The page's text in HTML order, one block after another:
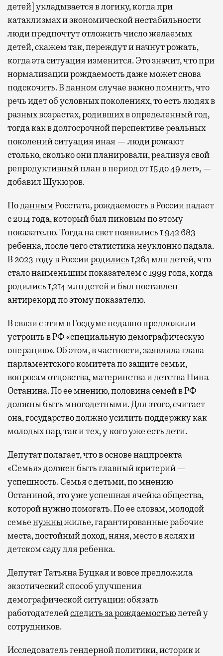
детей] укладывается в логику, когда при
катаклизмах и экономической нестабильности
люди предпочтут отложить число желаемых
детей, скажем так, переждут и начнут рожать,
когда эта ситуация изменится. Это значит, что при
нормализации рождаемость даже может снова
подскочить. В данном случае важно помнить, что
речь идет об условных поколениях, то есть людях в
разных возрастах, родивших в определенный год,
тогда как в долгосрочной перспективе реальных
поколений ситуация иная — люди рожают
столько, сколько они планировали, реализуя свой
репродуктивный план в период от 15 до 49 лет», —
добавил Шукюров.
ПоданнымРосстата, рождаемость в России падает
с 2014 года, который был пиковым по этому
показателю. Тогда на свет появились 1 942 683
ребенка, после чего статистика неуклонно падала.
В 2023 году в Россииродились1,264 млн детей, что
стало наименьшим показателем с 1999 года, когда
родились 1,214 млн детей и был поставлен
антирекорд по этому показателю.
В связи с этим в Госдуме недавно предложили
устроить в РФ «специальную демографическую
операцию». Об этом, в частности,заявлялаглава
парламентского комитета по защите семьи,
вопросам отцовства, материнства и детства Нина
Останина. По ее мнению, половина семей в РФ
должны быть многодетными. Для этого, считает
она, государство должно усилить поддержку как
молодых пар, так и тех, у кого уже есть дети.
Депутат полагает, что в основе нацпроекта
«Семья» должен быть главный критерий —
успешность. Семья с детьми, по мнению
Останиной, это уже успешная ячейка общества,
которой нужно помогать. По ее словам, молодой
семьенужныжилье, гарантированные рабочие
места, достойный доход, няня, место в яслях и
детском саду для ребенка.
Депутат Татьяна Буцкая и вовсе предложила
экзотический способ улучшения
демографической ситуации: обязать
работодателейследить за рождаемостьюдетей у
сотрудников.
Исследователь гендерной политики, историк и